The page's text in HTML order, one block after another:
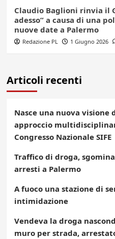
Claudio Baglioni rinvia il
adesso” a causa di una
nuove date a Palermo
Redazione PL 1 Giugno 2026
Articoli recenti
Nasce una nuova
approccio
Congresso Nazionale SIFE
Traffico di droga,
arresti a Palermo
A fuoco una stazione di
intimidazione
Vendeva la droga
muro per strada,